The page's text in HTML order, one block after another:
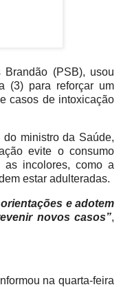
Brandão (PSB), usou
(3) para reforçar um
casos de intoxicação
ministro da Saúde,
evite o consumo
incolores, como a
estar adulteradas.
e adotem
novos casos”,
na quarta-feira